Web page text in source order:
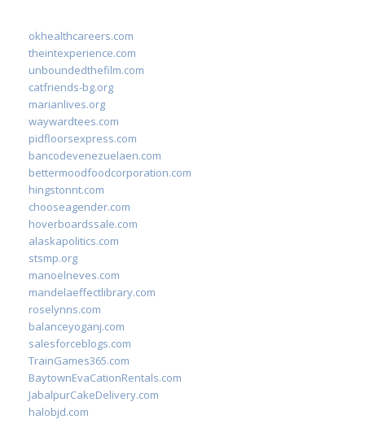
okhealthcareers.com
theintexperience.com
unboundedthefilm.com
catfriends-bg.org
marianlives.org
waywardtees.com
pidfloorsexpress.com
bancodevenezuelaen.com
bettermoodfoodcorporation.com
hingstonnt.com
chooseagender.com
hoverboardssale.com
alaskapolitics.com
stsmp.org
manoelneves.com
mandelaeffectlibrary.com
roselynns.com
balanceyoganj.com
salesforceblogs.com
TrainGames365.com
BaytownEvaCationRentals.com
JabalpurCakeDelivery.com
halobjd.com